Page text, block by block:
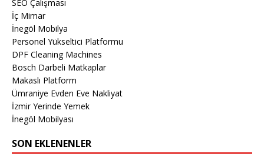
SEO Çalışması
İç Mimar
İnegöl Mobilya
Personel Yükseltici Platformu
DPF Cleaning Machines
Bosch Darbeli Matkaplar
Makaslı Platform
Ümraniye Evden Eve Nakliyat
İzmir Yerinde Yemek
İnegöl Mobilyası
SON EKLENENLER